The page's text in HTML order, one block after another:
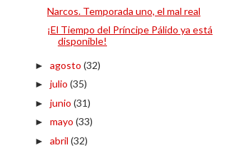
Narcos. Temporada uno, el mal real
¡El Tiempo del Príncipe Pálido ya está
disponible!
► agosto (32)
► julio (35)
► junio (31)
► mayo (33)
► abril (32)